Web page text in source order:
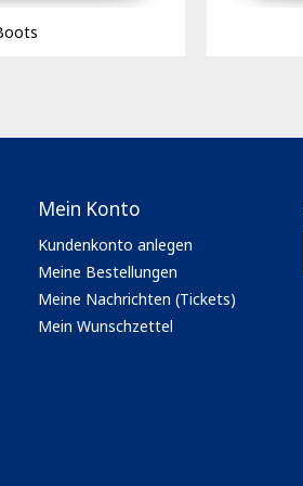
Mein Konto
Kundenkonto anlegen
Meine Bestellungen
Meine Nachrichten (Tickets)
Mein Wunschzettel